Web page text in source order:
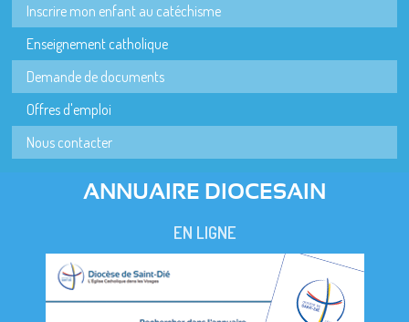
Inscrire mon enfant au catéchisme
Enseignement catholique
Demande de documents
Offres d'emploi
Nous contacter
ANNUAIRE DIOCESAIN
EN LIGNE